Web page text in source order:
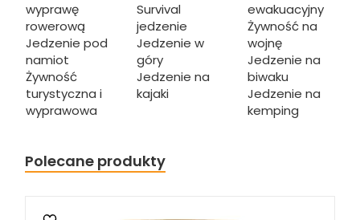
wyprawę
rowerową
Jedzenie pod
namiot
Żywność
turystyczna i
wyprawowa
Survival
jedzenie
Jedzenie w
góry
Jedzenie na
kajaki
ewakuacyjny
Żywność na
wojnę
Jedzenie na
biwaku
Jedzenie na
kemping
Polecane produkty